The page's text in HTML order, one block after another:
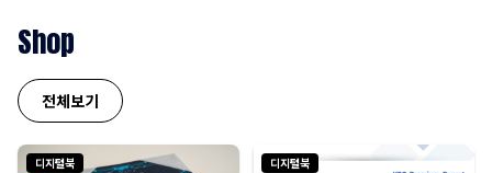
Shop
전체보기
디지털북 디지털북